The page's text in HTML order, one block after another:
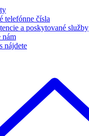
telefónne čísla
a poskytované služby
nám
nájdete